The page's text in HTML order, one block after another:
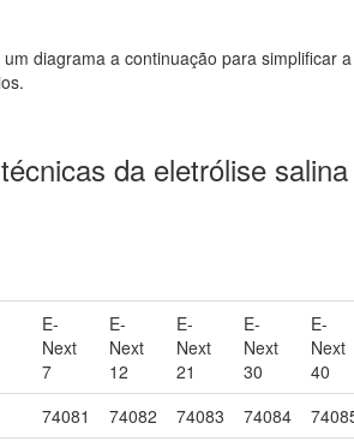
diagrama a continuação para simplificar a
da eletrólise salina
E-
Next
7
E-
Next
12
E-
Next
21
E-
Next
30
E-
Next
40
74081 74082 74083 74084